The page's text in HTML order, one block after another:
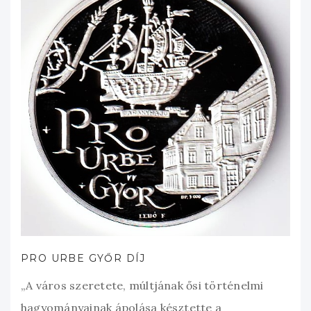
PRO URBE GYŐR DÍJ
„A város szeretete, múltjának ősi történelmi
hagyományainak ápolása késztette a